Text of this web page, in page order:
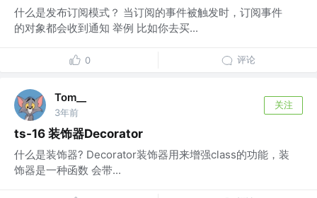
什么是发布订阅模式？ 当订阅的事件被触发时，订阅事件
的对象都会收到通知 举例 比如你去买...
0 评论
Tom__
3年前
关注
ts-16 装饰器Decorator
什么是装饰器? Decorator装饰器用来增强class的功能，装
饰器是一种函数 会带...